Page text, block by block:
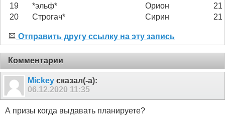
19
*эльф* Орион
21
20
Строгач* Сирин 21
Отправить другу ссылку на эту запись
Комментарии
Mickey сказал(-а):
06.12.2020 11:35
А призы когда выдавать планируете?